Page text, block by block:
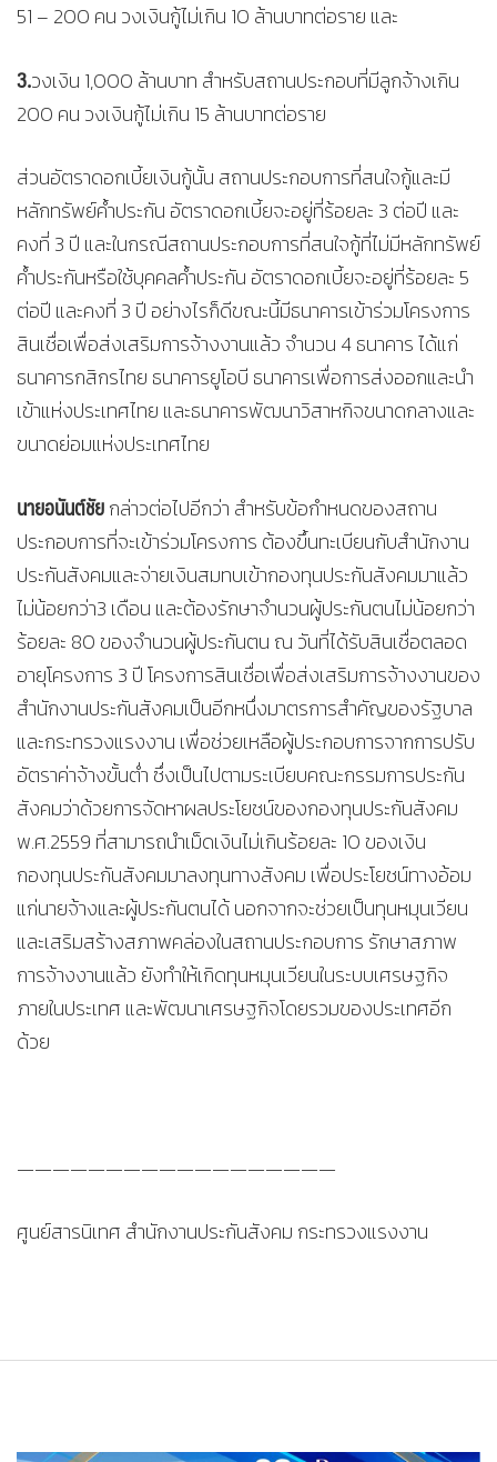
51 – 200 คน วงเงินกู้ไม่เกิน 10 ล้านบาทต่อราย และ
3.วงเงิน 1,000 ล้านบาท สำหรับสถานประกอบที่มีลูกจ้างเกิน
200 คน วงเงินกู้ไม่เกิน 15 ล้านบาทต่อราย
ส่วนอัตราดอกเบี้ยเงินกู้นั้น สถานประกอบการที่สนใจกู้และมี
หลักทรัพย์ค้ำประกัน อัตราดอกเบี้ยจะอยู่ที่ร้อยละ 3 ต่อปี และ
คงที่ 3 ปี และในกรณีสถานประกอบการที่สนใจกู้ที่ไม่มีหลักทรัพย์
ค้ำประกันหรือใช้บุคคลค้ำประกัน อัตราดอกเบี้ยจะอยู่ที่ร้อยละ 5
ต่อปี และคงที่ 3 ปี อย่างไรก็ดีขณะนี้มีธนาคารเข้าร่วมโครงการ
สินเชื่อเพื่อส่งเสริมการจ้างงานแล้ว จำนวน 4 ธนาคาร ได้แก่
ธนาคารกสิกรไทย ธนาคารยูโอบี ธนาคารเพื่อการส่งออกและนำ
เข้าแห่งประเทศไทย และธนาคารพัฒนาวิสาหกิจขนาดกลางและ
ขนาดย่อมแห่งประเทศไทย
นายอนันต์ชัยกล่าวต่อไปอีกว่า สำหรับข้อกำหนดของสถาน
ประกอบการที่จะเข้าร่วมโครงการ ต้องขึ้นทะเบียนกับสำนักงาน
ประกันสังคมและจ่ายเงินสมทบเข้ากองทุนประกันสังคมมาแล้ว
ไม่น้อยกว่า3 เดือน และต้องรักษาจำนวนผู้ประกันตนไม่น้อยกว่า
ร้อยละ 80 ของจำนวนผู้ประกันตน ณ วันที่ได้รับสินเชื่อตลอด
อายุโครงการ 3 ปี โครงการสินเชื่อเพื่อส่งเสริมการจ้างงานของ
สำนักงานประกันสังคมเป็นอีกหนึ่งมาตรการสำคัญของรัฐบาล
และกระทรวงแรงงาน เพื่อช่วยเหลือผู้ประกอบการจากการปรับ
อัตราค่าจ้างขั้นต่ำ ซึ่งเป็นไปตามระเบียบคณะกรรมการประกัน
สังคมว่าด้วยการจัดหาผลประโยชน์ของกองทุนประกันสังคม
พ.ศ.2559 ที่สามารถนำเม็ดเงินไม่เกินร้อยละ 10 ของเงิน
กองทุนประกันสังคมมาลงทุนทางสังคม เพื่อประโยชน์ทางอ้อม
แก่นายจ้างและผู้ประกันตนได้ นอกจากจะช่วยเป็นทุนหมุนเวียน
และเสริมสร้างสภาพคล่องในสถานประกอบการ รักษาสภาพ
การจ้างงานแล้ว ยังทำให้เกิดทุนหมุนเวียนในระบบเศรษฐกิจ
ภายในประเทศ และพัฒนาเศรษฐกิจโดยรวมของประเทศอีก
ด้วย
——————————————————
ศูนย์สารนิเทศ สำนักงานประกันสังคม กระทรวงแรงงาน